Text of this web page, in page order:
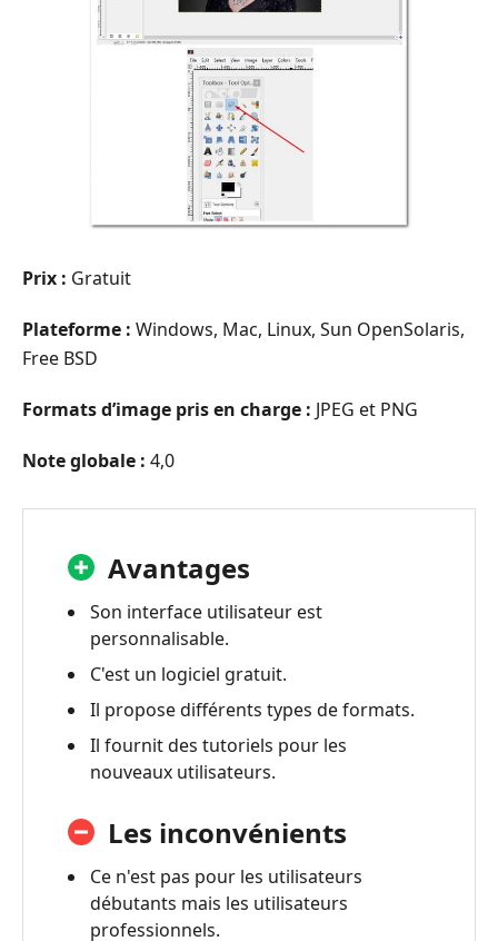
Prix : Gratuit
Plateforme : Windows, Mac, Linux, Sun OpenSolaris,
Free BSD
Formats d’image pris en charge : JPEG et PNG
Note globale : 4,0
Avantages
Son interface utilisateur est
personnalisable.
C'est un logiciel gratuit.
Il propose différents types de formats.
Il fournit des tutoriels pour les
nouveaux utilisateurs.
Les inconvénients
Ce n'est pas pour les utilisateurs
débutants mais les utilisateurs
professionnels.